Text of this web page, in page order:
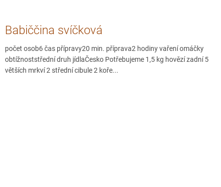
Babiččina svíčková
počet osob6 čas přípravy20 min. příprava2 hodiny vaření omáčky
obtížnoststřední druh jídlaČesko Potřebujeme 1,5 kg hovězí zadní 5
větších mrkví 2 střední cibule 2 koře...